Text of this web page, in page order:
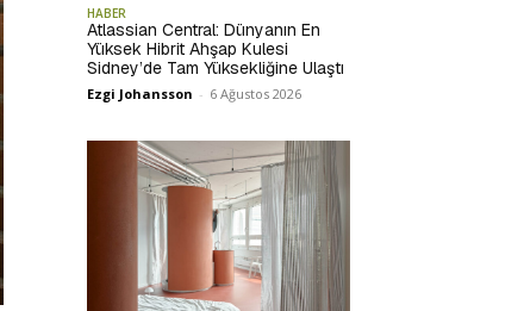
HABER
Atlassian Central: Dünyanın En
Yüksek Hibrit Ahşap Kulesi
Sidney’de Tam Yüksekliğine Ulaştı
Ezgi Johansson - 6 Ağustos 2026